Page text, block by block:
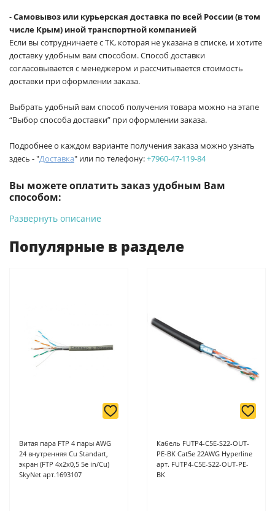
-Самовывоз или курьерская доставка по всей России (в том
числе Крым) иной транспортной компанией
Если вы сотрудничаете с ТК, которая не указана в списке, и хотите
доставку удобным вам способом. Способ доставки
согласовывается с менеджером и рассчитывается стоимость
доставки при оформлении заказа.
Выбрать удобный вам способ получения товара можно на этапе
“Выбор способа доставки” при оформлении заказа.
Подробнее о каждом варианте получения заказа можно узнать
здесь - "Доставка" или по телефону:+7960-47-119-84
Вы можете оплатить заказ удобным Вам
способом:
-Банковской картой на сайте ProffЭлектро. Данный вид
Подробнее о способах оплаты можно узнать здесь - "Оплата"
Развернуть описание
Популярные в разделе
Витая пара FTP 4 пары AWG
24 внутренняя Cu Standart,
экран (FTP 4x2x0,5 5е in/Cu)
SkyNet арт.1693107
Кабель FUTP4-C5E-S22-OUT-
PE-BK Cat5e 22AWG Hyperline
арт. FUTP4-C5E-S22-OUT-PE-
BK